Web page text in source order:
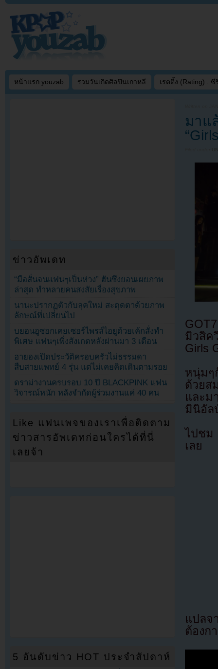
หน้าแรก youzab รวมวันเกิดศิลปินเกาหลี เรตติ้ง (Rating) : ซี
มาแ
มิวสิค
Girls
หนุ่มๆ
ด้วยส
และม
มินิอัล
ไปชม
เลย
แปล
ต้องก
ข่าวอัพเดท
“มือสั่นจนแฟนๆเป็นห่วง” ฮันซึงยอนเผยภาพ
ล่าสุด ทำหลายคนสงสัยเรื่องสุขภาพ
นานะปรากฏตัวกับลุคใหม่ สะดุดตาด้วยภาพ
ลักษณ์ที่เปลี่ยนไป
บยอนอูซอกเคยเซอร์ไพรส์ไอยูด้วยเค้กสั่งทำ
พิเศษ แฟนๆเพิ่งสังเกตหลังผ่านมา 3 เดือน
ฮายองเปิดประวัติครอบครัวไม่ธรรมดา
สืบสายแพทย์ 4 รุ่น แต่ไม่เคยคิดเดินตามรอย
ดราม่างานครบรอบ 10 ปี BLACKPINK แฟน
วิจารณ์หนัก หลังจำกัดผู้ร่วมงานแค่ 40 คน
Like แฟนเพจของเราเพื่อติดตาม
ข่าวสารอัพเดทก่อนใครได้ที่นี่
เลยจ้า
5 อันดับข่าว HOT ประจำสัปดาห์